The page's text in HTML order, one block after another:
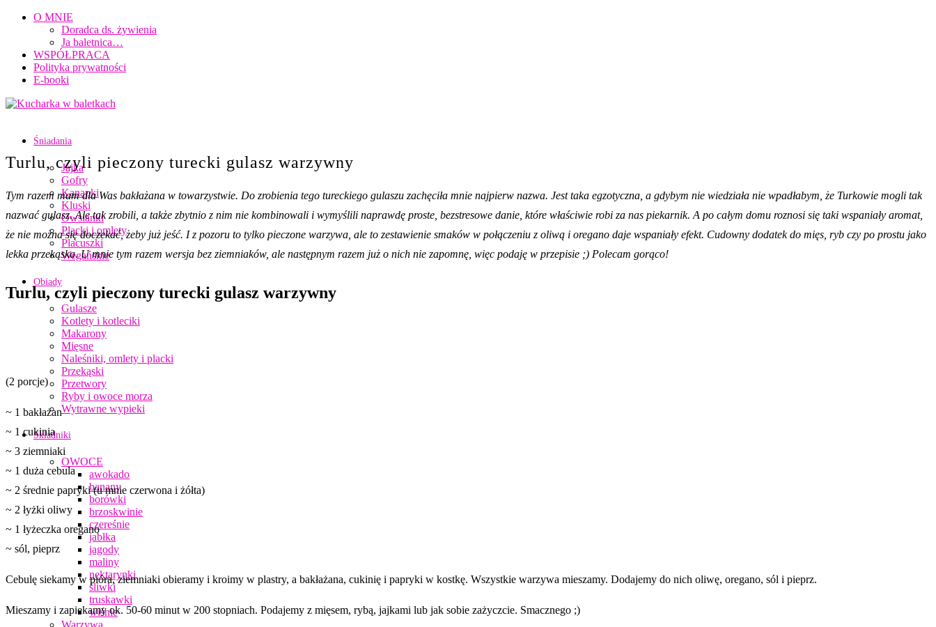
O MNIE
Doradca ds. żywienia
Ja baletnica…
WSPÓŁPRACA
Polityka prywatności
E-booki
Śniadania
Jajka
Gofry
Kanapki
Kluski
Owsianki
Placki i omlety
Placuszki
Wegańskie
Obiady
Gulasze
Kotlety i kotleciki
Makarony
Mięsne
Naleśniki, omlety i placki
Przekąski
Przetwory
Ryby i owoce morza
Wytrawne wypieki
Składniki
OWOCE
awokado
banany
borówki
brzoskwinie
czereśnie
jabłka
jagody
maliny
nektarynki
śliwki
truskawki
wiśnie
Warzywa
Turlu, czyli pieczony turecki gulasz warzywny
Tym razem mam dla Was bakłażana w towarzystwie. Do zrobienia tego tureckiego gulaszu zachęciła mnie najpierw nazwa. Jest taka egzotyczna, a gdybym nie wiedziała nie wpadłabym, że Turkowie mogli tak
nazwać gulasz. Ale tak zrobili, a także zbytnio z nim nie kombinowali i wymyślili naprawdę proste, bezstresowe danie, które właściwie robi za nas piekarnik. A po całym domu roznosi się taki wspaniały aromat,
że nie można się doczekać, żeby już jeść. I z pozoru to tylko pieczone warzywa, ale to zestawienie smaków w połączeniu z oliwą i oregano daje wspaniały efekt. Cudowny dodatek do mięs, ryb czy po prostu jako
lekka przekąska. U mnie tym razem wersja bez ziemniaków, ale następnym razem już o nich nie zapomnę, więc podaję w przepisie ;) Polecam gorąco!
Turlu, czyli pieczony turecki gulasz warzywny
(2 porcje)
~ 1 bakłażan
~ 1 cukinia
~ 3 ziemniaki
~ 1 duża cebula
~ 2 średnie papryki (u mnie czerwona i żółta)
~ 2 łyżki oliwy
~ 1 łyżeczka oregano
~ sól, pieprz
Cebulę siekamy w pióra, ziemniaki obieramy i kroimy w plastry, a bakłażana, cukinię i papryki w kostkę. Wszystkie warzywa mieszamy. Dodajemy do nich oliwę, oregano, sól i pieprz.
Mieszamy i zapiekamy ok. 50-60 minut w 200 stopniach. Podajemy z mięsem, rybą, jajkami lub jak sobie zażyczcie. Smacznego ;)